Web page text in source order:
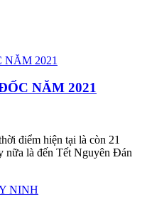
NĂM 2021
điểm hiện tại là còn 21
nữa là đến Tết Nguyên Đán